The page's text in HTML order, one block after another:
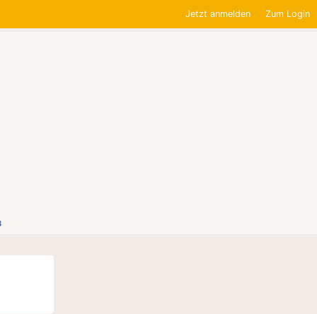
Jetzt anmelden Zum Login